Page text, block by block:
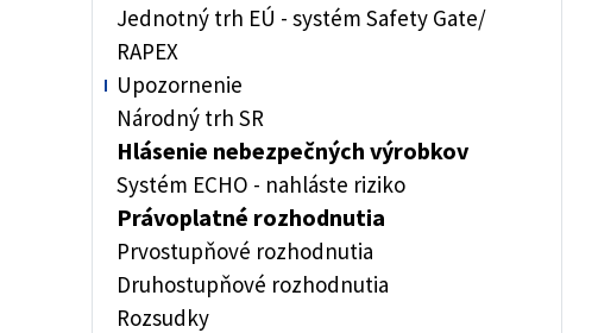
Jednotný trh EÚ - systém Safety Gate/
RAPEX
Upozornenie
Národný trh SR
Hlásenie nebezpečných výrobkov
Systém ECHO - nahláste riziko
Právoplatné rozhodnutia
Prvostupňové rozhodnutia
Druhostupňové rozhodnutia
Rozsudky